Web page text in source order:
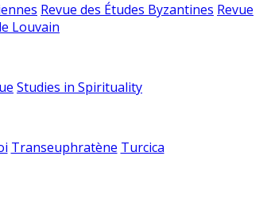
Revue des Études Byzantines Revue
Louvain
Studies in Spirituality
Transeuphratène Turcica